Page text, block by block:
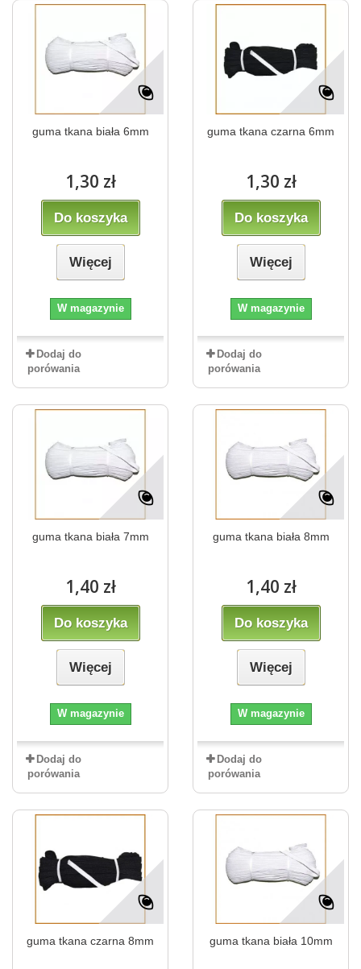
guma tkana biała 6mm
1,30 zł
Do koszyka
Więcej
W magazynie
Dodaj do
porówania
guma tkana czarna 6mm
1,30 zł
Do koszyka
Więcej
W magazynie
Dodaj do
porówania
guma tkana biała 7mm
1,40 zł
Do koszyka
Więcej
W magazynie
Dodaj do
porówania
guma tkana biała 8mm
1,40 zł
Do koszyka
Więcej
W magazynie
Dodaj do
porówania
guma tkana czarna 8mm guma tkana biała 10mm